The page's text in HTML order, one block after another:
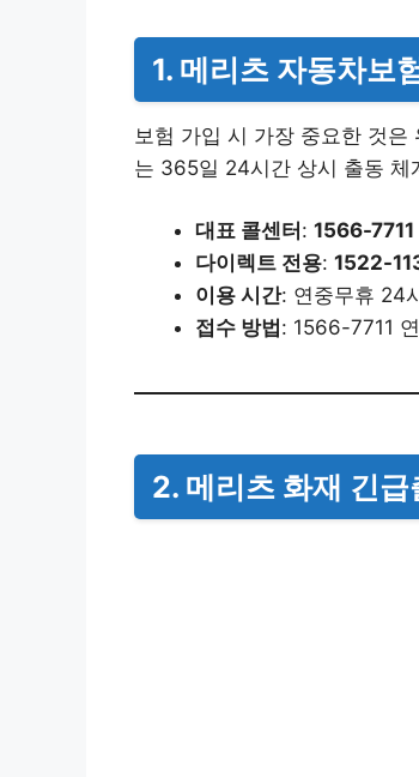
1. 메리츠 자동차보
보험 가입 시 가장 중요한 것은
는 365일 24시간 상시 출동 체
대표 콜센터 : 1566-7711
다이렉트 전용: 1522-
이용 시간: 연중무휴 24
접수 방법 : 1566-7711
2. 메리츠 화재 긴